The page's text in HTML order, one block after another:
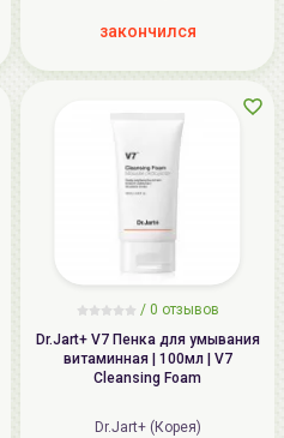
закончился
/ 0 отзывов
Dr.Jart+ V7 Пенка для умывания
витаминная | 100мл | V7
Cleansing Foam
Dr.Jart+ (Корея)